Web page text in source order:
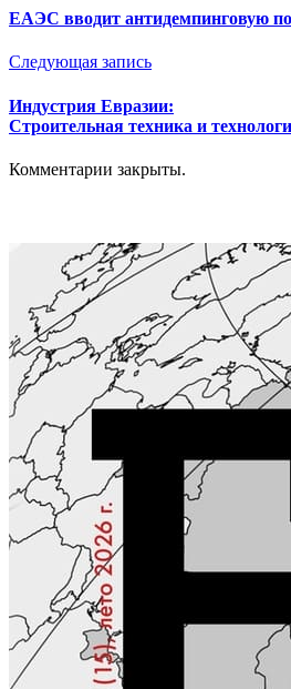
ЕАЭС вводит антидемпинговую
Следующая запись
Индустрия Евразии:
Строительная техника и
Комментарии закрыты.